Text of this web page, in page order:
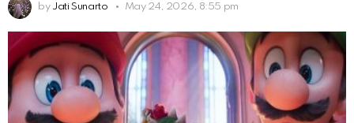
by Jati Sunarto May 24, 2026, 8:55 pm